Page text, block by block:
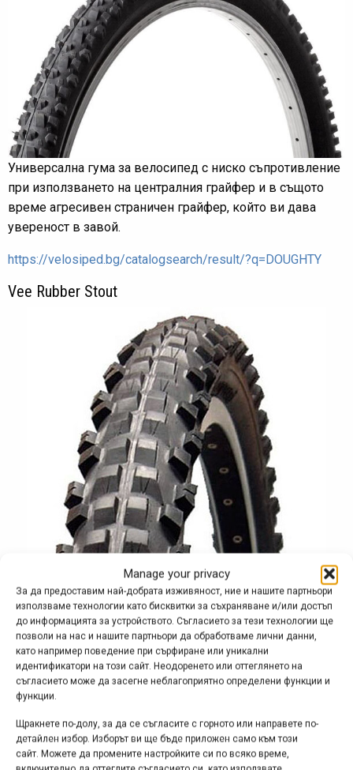
Manage your privacy
За да предоставим най-добрата изживяност, ние и нашите партньори
използваме технологии като бисквитки за съхраняване и/или достъп
до информацията за устройството. Съгласието за тези технологии ще
позволи на нас и нашите партньори да обработваме лични данни,
като например поведение при сърфиране или уникални
идентификатори на този сайт. Неодоренето или оттеглянето на
съгласието може да засегне неблагоприятно определени функции и
функции.
Щракнете по-долу, за да се съгласите с горното или направете по-
детайлен избор. Изборът ви ще бъде приложен само към този
сайт. Можете да промените настройките си по всяко време,
Универсална гума за велосипед с ниско съпротивление
при използването на централния грайфер и в същото
време агресивен страничен грайфер, който ви дава
увереност в завой.
https://velosiped.bg/catalogsearch/result/?q=DOUGHTY
Vee Rubber Stout
Изключително надеждна дори при мокра настилка, кал
или камъни.